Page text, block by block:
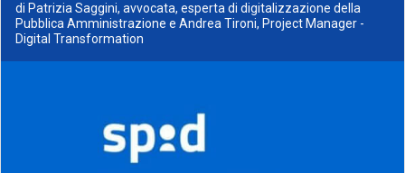
di Patrizia Saggini, avvocata, esperta di digitalizzazione della
Pubblica Amministrazione e Andrea Tironi, Project Manager -
Digital Transformation